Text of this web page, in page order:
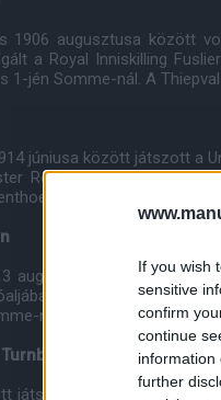
If you wish
sensitive
confirm
continue
information
further
1906 augusztusa között
a Royal Inniskilling
1-jén Somme-nál. A
júniusa között játszott a
Regiment) 8.
Katonai Temetõben
augusztusa között
szolgált
nál. A Thiepval
játszott a Unitedben (247